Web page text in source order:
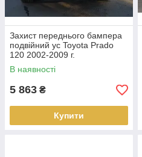
Захист переднього бампера
подвійний ус Toyota Prado
120 2002-2009 г.
В наявності
5 863 ₴
Купити